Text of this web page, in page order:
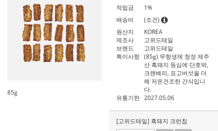
85g
적립금
1%
배송비
(조건)
원산지
KOREA
제조사
고위드테일
브랜드
고위드테일
특이사항 (85g) 무항생제 청정 제주
산 흑돼지 등심에 단호박,
크랜베리, 표고버섯을 더
해 저온건조한 간식입니
다.
유통기한 2027.05.06
[고위드테일] 흑돼지 크런칩